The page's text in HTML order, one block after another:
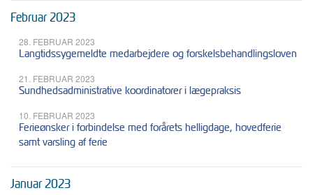
Februar 2023
28. FEBRUAR 2023
Langtidssygemeldte medarbejdere og forskelsbehandlingsloven
21. FEBRUAR 2023
Sundhedsadministrative koordinatorer i lægepraksis
10. FEBRUAR 2023
Ferieønsker i forbindelse med forårets helligdage, hovedferie
samt varsling af ferie
Januar 2023